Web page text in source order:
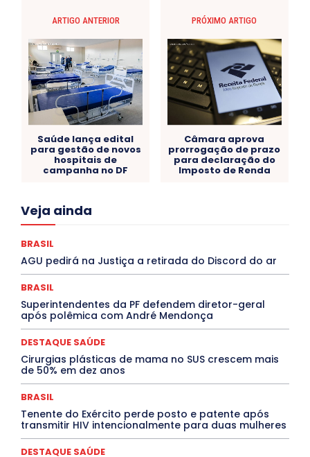
ARTIGO ANTERIOR
Saúde lança edital
para gestão de novos
hospitais de
campanha no DF
PRÓXIMO ARTIGO
Câmara aprova
prorrogação de prazo
para declaração do
Imposto de Renda
Veja ainda
Acre
Congressuanas & Esplanadumas
Covid-19
Crônica Política Crônicas
CULTURA
Cultura e Tal
DANÇA Dengue
Denuncia
DESTAQUE BRASIL
DESTAQUE DF
DESTAQUE SAÚDE
DESTAQUES OUTROS
DISTRITO FEDERAL
EDUCAÇÃO
ELEIÇÕES
EMPREGO E OPORTUNIDADES
Especial
Espírito Santo ESPORTE
ESTÁGIO
EVENTOS
Febre Oropouche
Goiás
INTELIGÊNCIA ARTIFICIAL
INTERNACIONAL
MEIO AMBIENTE
MÚSICA
O Plantonista Opinião Oropouche
Paraíba
Paraná Pernambuco Piauí
POLÍTICA
PROCESSO SELETIVO
PUBLIEDITORIAL
QUALIFICAÇÃO PROFISSIONAL
BRASIL
AGU pedirá na Justiça a retirada do Discord do ar
BRASIL
Superintendentes da PF defendem diretor-geral
após polêmica com André Mendonça
DESTAQUE SAÚDE
Cirurgias plásticas de mama no SUS crescem mais
de 50% em dez anos
BRASIL
Tenente do Exército perde posto e patente após
transmitir HIV intencionalmente para duas mulheres
DESTAQUE SAÚDE